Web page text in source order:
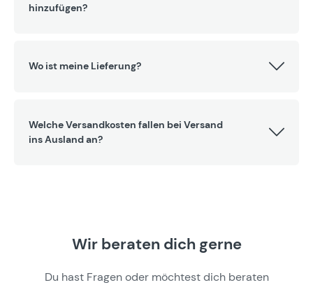
hinzufügen?
Wo ist meine Lieferung?
Welche Versandkosten fallen bei Versand
ins Ausland an?
Wir beraten dich gerne
Du hast Fragen oder möchtest dich beraten